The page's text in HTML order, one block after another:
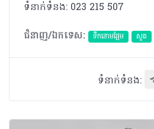
ទំនាក់ទំនង: 023 215 507
ជំនាញ/ឯកទេស:
ទឹកនោមផ្អែម សួត
ទំនាក់ទំនង: